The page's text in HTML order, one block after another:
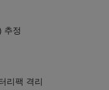
추정
리팩 격리